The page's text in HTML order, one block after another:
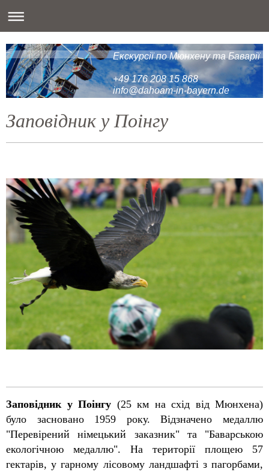
Екскурсії по Мюнхену та Баварії
+49 176 208 15 868
info@dahoam-in-bayern.de
Заповідник у Поінгу
Заповідник у Поінгу (25 км на схід від Мюнхена)
було засновано 1959 року. Відзначено медаллю
"Перевірений німецький заказник" та "Баварською
екологічною медаллю". На території площею 57
гектарів, у гарному лісовому ландшафті з пагорбами,